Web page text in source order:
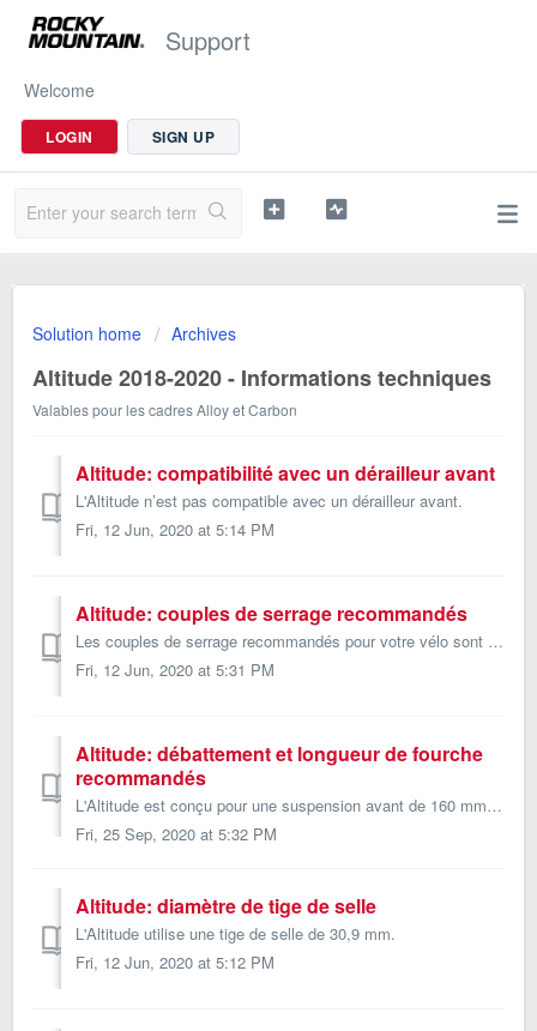
Support
Welcome
LOGIN SIGN UP
Solution home Archives
Altitude 2018-2020 - Informations techniques
Valables pour les cadres Alloy et Carbon
Altitude: compatibilité avec un dérailleur avant
L'Altitude n’est pas compatible avec un dérailleur avant.
Fri, 12 Jun, 2020 at 5:14 PM
Altitude: couples de serrage recommandés
Les couples de serrage recommandés pour votre vélo sont indiqués dans le guide technique ci-dessous: Guide de plateforme - Altitude Carbon Guide de ...
Fri, 12 Jun, 2020 at 5:31 PM
Altitude: débattement et longueur de fourche
recommandés
L'Altitude est conçu pour une suspension avant de 160 mm. Le débattement de fourche maximal recommandé est de 160 mm.
Fri, 25 Sep, 2020 at 5:32 PM
Altitude: diamètre de tige de selle
L'Altitude utilise une tige de selle de 30,9 mm.
Fri, 12 Jun, 2020 at 5:12 PM